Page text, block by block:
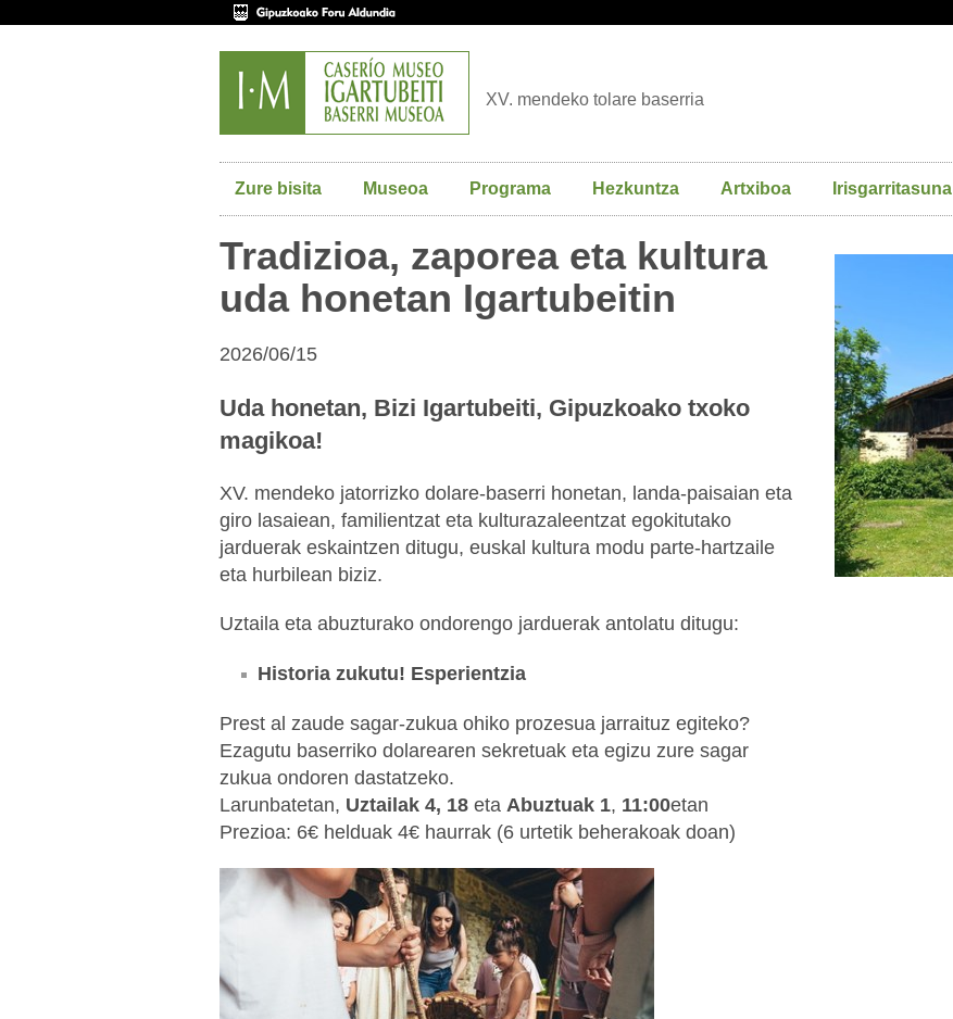
XV. mendeko tolare baserria
Zure bisita Museoa Programa Hezkuntza Artxiboa Irisgarritasuna
Tradizioa, zaporea eta kultura
uda honetan Igartubeitin
2026/06/15
Uda honetan, Bizi Igartubeiti, Gipuzkoako txoko
magikoa!
XV. mendeko jatorrizko dolare-baserri honetan, landa-paisaian eta
giro lasaiean, familientzat eta kulturazaleentzat egokitutako
jarduerak eskaintzen ditugu, euskal kultura modu parte-hartzaile
eta hurbilean biziz.
Uztaila eta abuzturako ondorengo jarduerak antolatu ditugu:
Historia zukutu! Esperientzia
Prest al zaude sagar-zukua ohiko prozesua jarraituz egiteko?
Ezagutu baserriko dolarearen sekretuak eta egizu zure sagar
zukua ondoren dastatzeko.
Larunbatetan, Uztailak 4, 18 eta Abuztuak 1, 11:00etan
Prezioa: 6€ helduak 4€ haurrak (6 urtetik beherakoak doan)